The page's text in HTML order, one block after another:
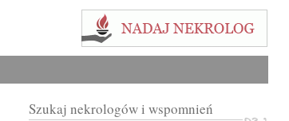
Szukaj nekrologów i wspomnień